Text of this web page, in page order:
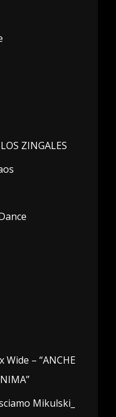
ZINGALES
Wide – “ANCHE
Mikulski_